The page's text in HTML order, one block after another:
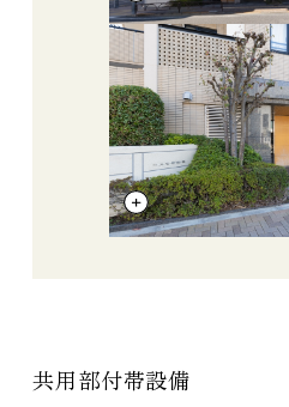
共用部付帯設備